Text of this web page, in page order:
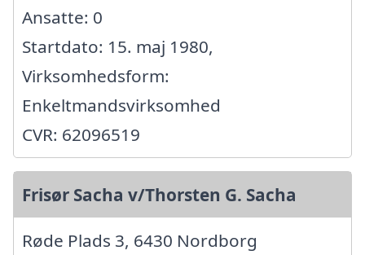
Ansatte: 0
Startdato: 15. maj 1980,
Virksomhedsform:
Enkeltmandsvirksomhed
CVR: 62096519
Frisør Sacha v/Thorsten G. Sacha
Røde Plads 3, 6430 Nordborg